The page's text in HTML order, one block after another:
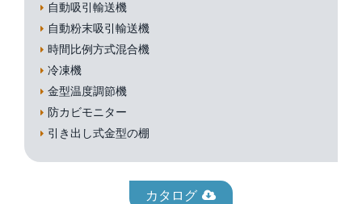
自動吸引輸送機
自動粉末吸引輸送機
時間比例方式混合機
冷凍機
金型温度調節機
防カビモニター
引き出し式金型の棚
カタログ